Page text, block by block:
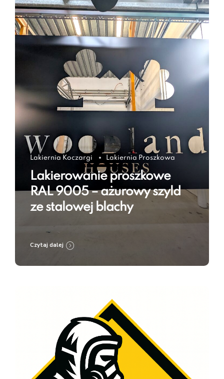
Lakiernia Koczargi Lakiernia Proszkowa
Lakierowanie proszkowe
RAL 9005 – ażurowy szyld
ze stalowej blachy
Czytaj dalej